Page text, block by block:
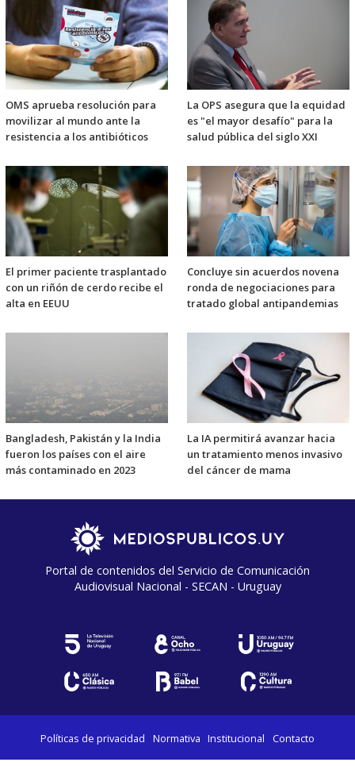
OMS aprueba resolución para
movilizar al mundo ante la
resistencia a los antibióticos
La OPS asegura que la equidad
es "el mayor desafío" para la
salud pública del siglo XXI
El primer paciente trasplantado
con un riñón de cerdo recibe el
alta en EEUU
Concluye sin acuerdos novena
ronda de negociaciones para
tratado global antipandemias
Bangladesh, Pakistán y la India
fueron los países con el aire
más contaminado en 2023
La IA permitirá avanzar hacia
un tratamiento menos invasivo
del cáncer de mama
Portal de contenidos del Servicio de Comunicación
Audiovisual Nacional - SECAN - Uruguay
Políticas de privacidad Normativa Institucional Contacto